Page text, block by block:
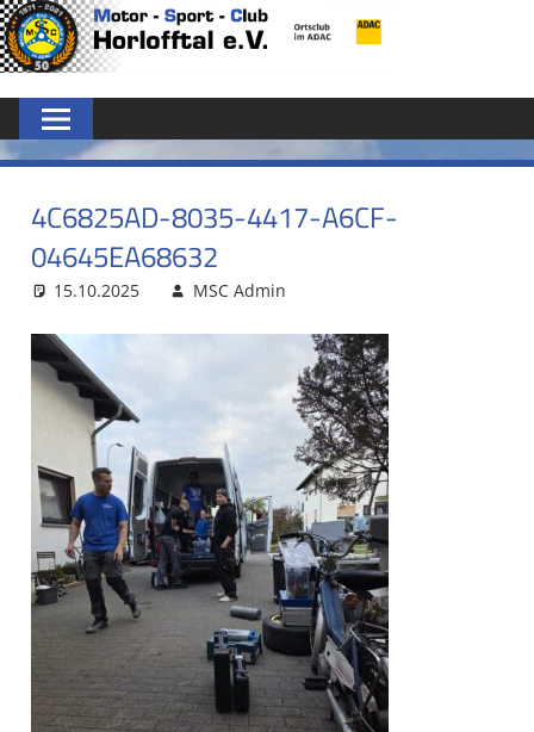
Zum
Inhalt
MSC
HORLOFFTAL
E.V.
4C6825AD-8035-4417-A6CF-
04645EA68632
15.10.2025 MSC Admin